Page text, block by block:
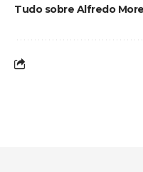
Tudo sobre Alfredo